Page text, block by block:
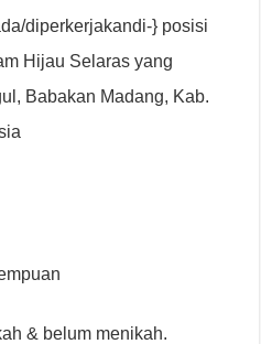
diperkerjakandi-} posisi
Hijau Selaras yang
Babakan Madang, Kab.
& belum menikah.